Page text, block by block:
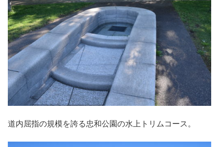
道内屈指の規模を誇る忠和公園の水上トリムコース。